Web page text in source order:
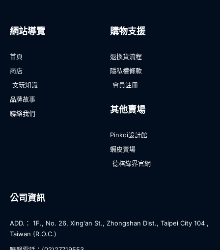
網站導覽
首頁
商店
文玩知識
品牌故事
聯絡我們
購物支援
退換貨流程
隱私權條款
會員註冊
其他賣場
Pinkoi設計館
蝦皮賣場
德榕綠界官網
公司資訊
ADD.： 1F., No. 26, Xing'an St., Zhongshan Dist., Taipei City 104 ,
Taiwan (R.O.C.)